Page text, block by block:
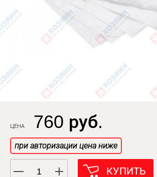
ЦЕНА 760 руб.
при авторизации цена ниже
КУПИТЬ